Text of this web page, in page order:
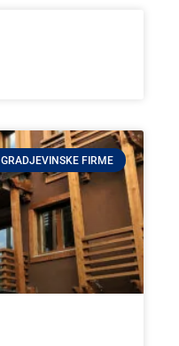
GRADJEVINSKE FIRME